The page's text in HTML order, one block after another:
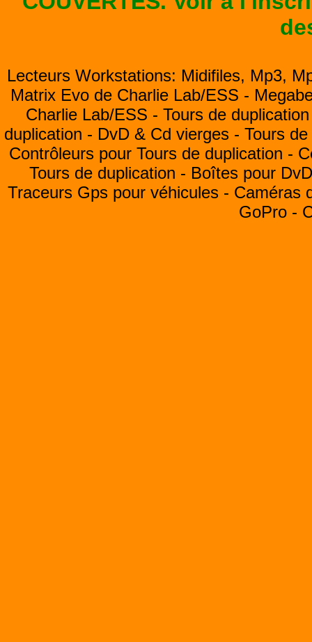
Lecteurs Workstations: Midifiles, Mp3,
Matrix Evo de Charlie Lab/ESS -
Charlie Lab/ESS - Tours de
duplication - DvD & Cd vierges - Tours
Contrôleurs pour Tours de duplication -
Tours de duplication - Boîtes pour
Traceurs Gps pour véhicules - Caméras
GoPro -